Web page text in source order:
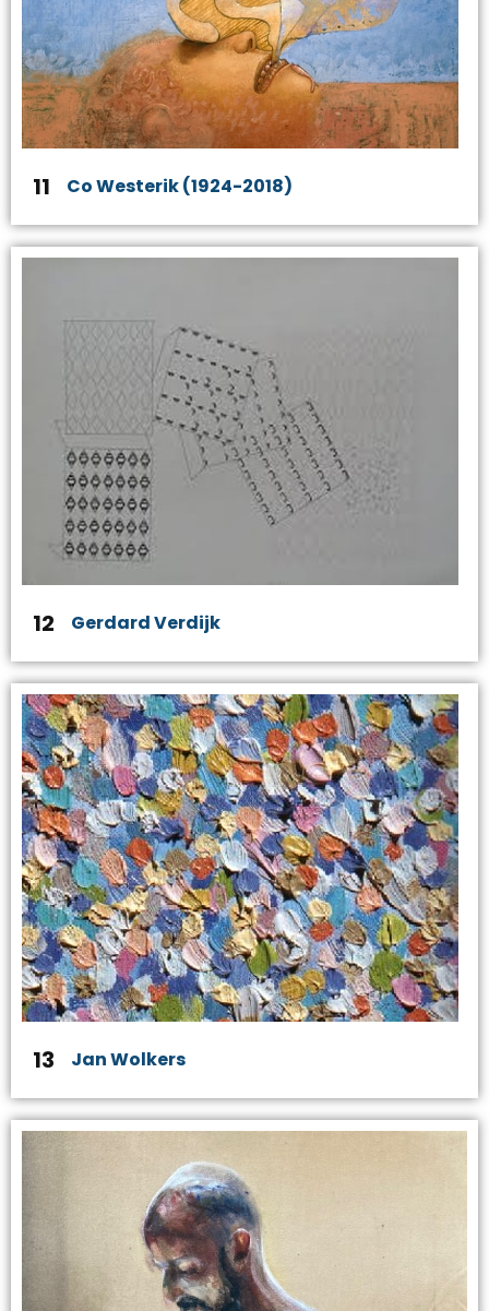
11 Co Westerik (1924-2018)
12 Gerdard Verdijk
13 Jan Wolkers